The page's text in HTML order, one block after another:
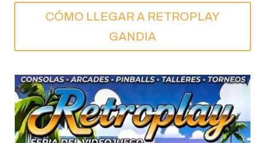
CÓMO LLEGAR A RETROPLAY
GANDIA